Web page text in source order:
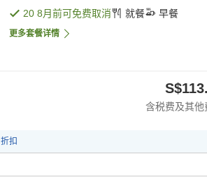
20 8月前可免费取消 就餐 早餐
更多套餐详情
含税费及其他
折扣